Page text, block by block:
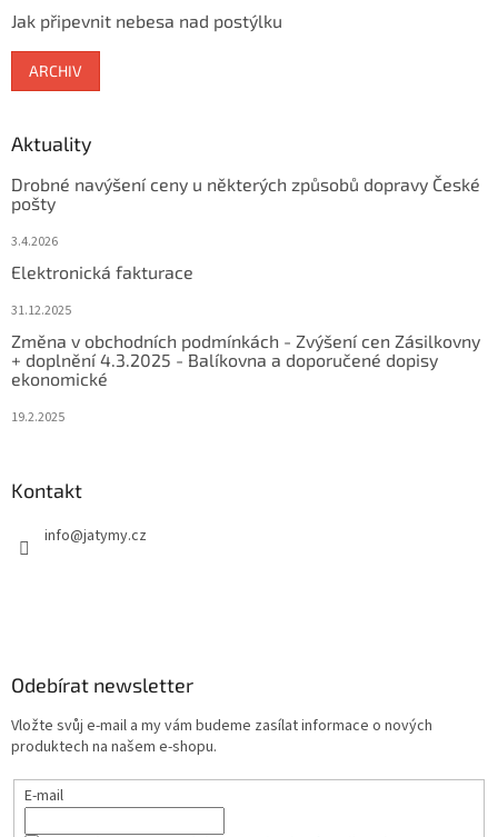
Jak připevnit nebesa nad postýlku
ARCHIV
Aktuality
Drobné navýšení ceny u některých způsobů dopravy České
pošty
3.4.2026
Elektronická fakturace
31.12.2025
Změna v obchodních podmínkách - Zvýšení cen Zásilkovny
+ doplnění 4.3.2025 - Balíkovna a doporučené dopisy
ekonomické
19.2.2025
Kontakt
info@jatymy.cz
Odebírat newsletter
Vložte svůj e-mail a my vám budeme zasílat informace o nových
produktech na našem e-shopu.
E-mail